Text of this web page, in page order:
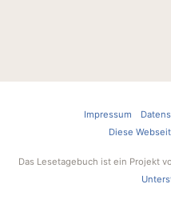
Impressum
Diese
Das Lesetagebuch ist ein Projekt